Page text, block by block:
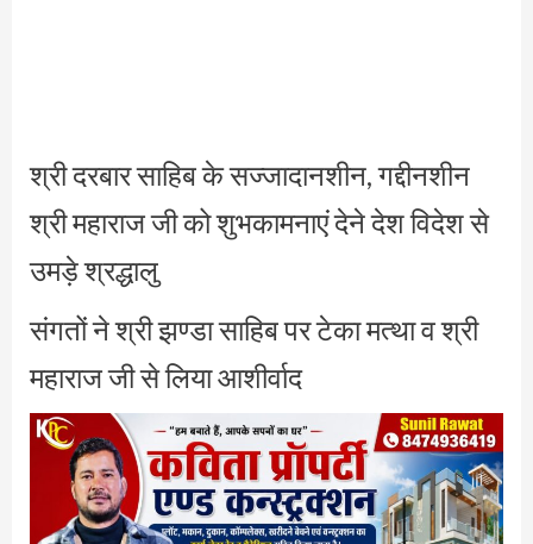
श्री दरबार साहिब के सज्जादानशीन, गद्दीनशीन
श्री महाराज जी को शुभकामनाएं देने देश विदेश से
उमड़े श्रद्धालु
संगतों ने श्री झण्डा साहिब पर टेका मत्था व श्री
महाराज जी से लिया आशीर्वाद